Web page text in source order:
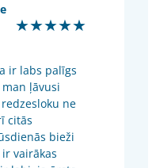
★★★★★
ir labs palīgs
ļāvusi
ne
citās
bieži
vairākas